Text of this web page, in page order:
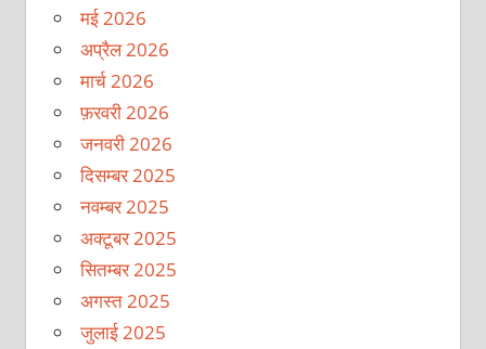
मई 2026
अप्रैल 2026
मार्च 2026
फ़रवरी 2026
जनवरी 2026
दिसम्बर 2025
नवम्बर 2025
अक्टूबर 2025
सितम्बर 2025
अगस्त 2025
जुलाई 2025